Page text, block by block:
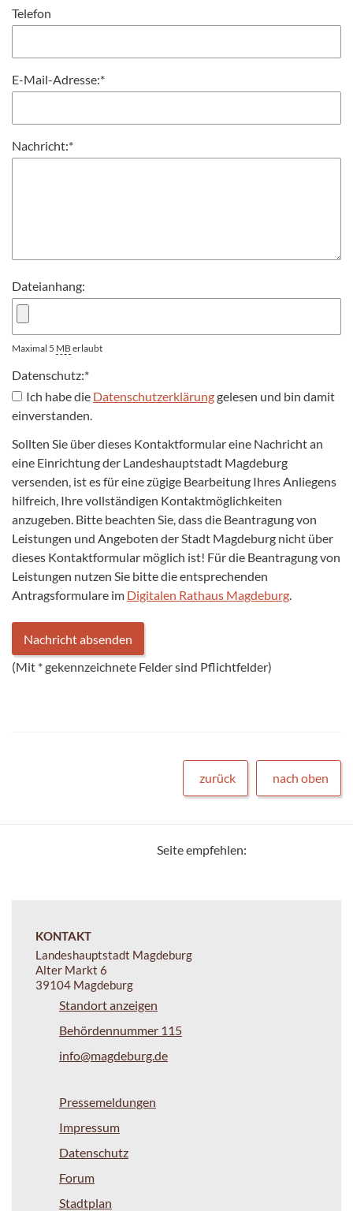
Telefon
E-Mail-Adresse:*
Nachricht:*
Dateianhang:
Maximal 5 MB erlaubt
Datenschutz:*
Ich habe die Datenschutzerklärunggelesen und bin damit
einverstanden.
Sollten Sie über dieses Kontaktformular eine Nachricht an
eine Einrichtung der Landeshauptstadt Magdeburg
versenden, ist es für eine zügige Bearbeitung Ihres Anliegens
hilfreich, Ihre vollständigen Kontaktmöglichkeiten
anzugeben. Bitte beachten Sie, dass die Beantragung von
Leistungen und Angeboten der Stadt Magdeburg nicht über
dieses Kontaktformular möglich ist! Für die Beantragung von
Leistungen nutzen Sie bitte die entsprechenden
Antragsformulare im Digitalen Rathaus Magdeburg.
(Mit *gekennzeichnete Felder sind Pflichtfelder)
zurück nach oben
Seite empfehlen:
KONTAKT
Landeshauptstadt Magdeburg
Alter Markt 6
39104 Magdeburg
Standort anzeigen
Behördennummer 115
info@magdeburg.de
Pressemeldungen
Impressum
Datenschutz
Forum
Stadtplan